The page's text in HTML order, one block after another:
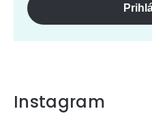
Instagram